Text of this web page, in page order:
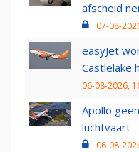
afscheid
07-08-
easyJet
Castlelake
06-08-2026,
Apollo
luchtvaart
06-08-